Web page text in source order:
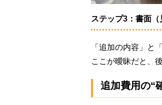
ステップ3：書面
「追加の内容」と
ここが曖昧だと、
追加費用の“